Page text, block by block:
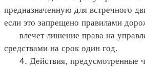
предназначенную для встречного
если это запрещено правилами
влечет лишение права на
средствами на срок один год.
4. Действия, предусмотренные